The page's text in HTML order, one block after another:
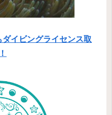
イビングライセンス取